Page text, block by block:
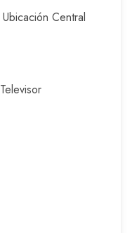
Ubicación Central
Televisor